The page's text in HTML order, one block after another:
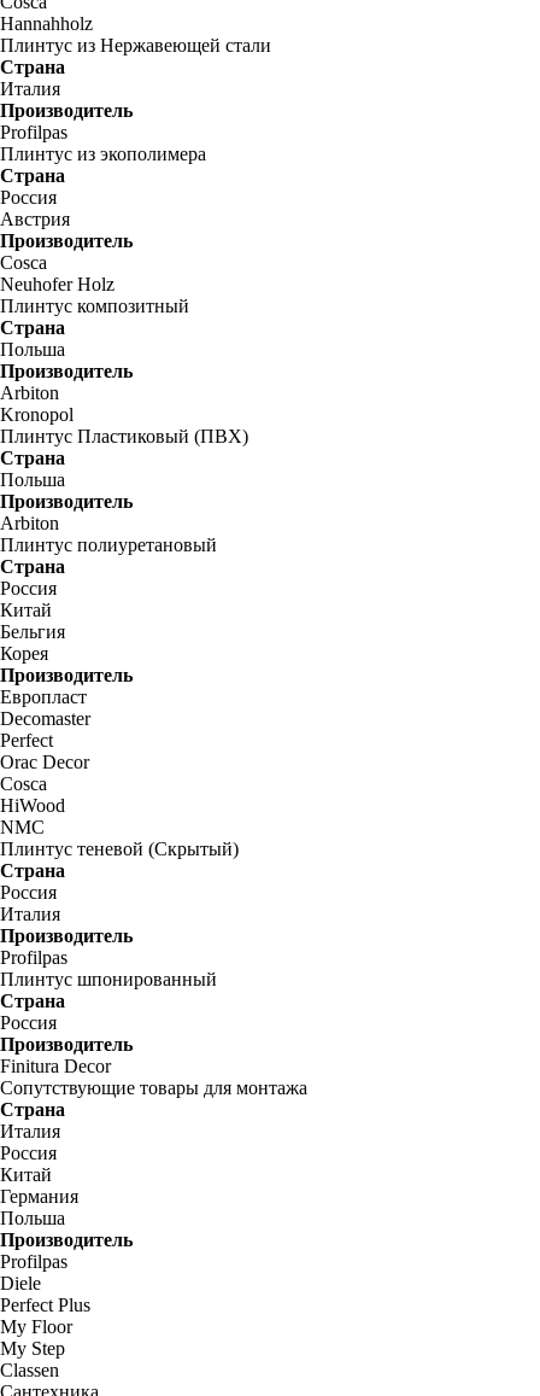
Hannahholz
Плинтус из Нержавеющей стали
Страна
Италия
Производитель
Profilpas
Плинтус из экополимера
Страна
Россия
Австрия
Производитель
Cosca
Neuhofer Holz
Плинтус композитный
Страна
Польша
Производитель
Arbiton
Kronopol
Плинтус Пластиковый (ПВХ)
Страна
Польша
Производитель
Arbiton
Плинтус полиуретановый
Страна
Россия
Китай
Бельгия
Корея
Производитель
Европласт
Decomaster
Perfect
Orac Decor
Cosca
HiWood
NMC
Плинтус теневой (Скрытый)
Страна
Россия
Италия
Производитель
Profilpas
Плинтус шпонированный
Страна
Россия
Производитель
Finitura Decor
Сопутствующие товары для монтажа
Страна
Италия
Россия
Китай
Германия
Польша
Производитель
Profilpas
Diele
Perfect Plus
My Floor
My Step
Classen
Сантехника